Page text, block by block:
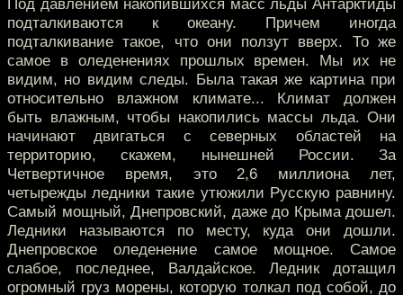
Под давлением накопившихся масс льды Антарктиды
подталкиваются к океану. Причем иногда
подталкивание такое, что они ползут вверх. То же
самое в оледенениях прошлых времен. Мы их не
видим, но видим следы. Была такая же картина при
относительно влажном климате... Климат должен
быть влажным, чтобы накопились массы льда. Они
начинают двигаться с северных областей на
территорию, скажем, нынешней России. За
Четвертичное время, это 2,6 миллиона лет,
четырежды ледники такие утюжили Русскую равнину.
Самый мощный, Днепровский, даже до Крыма дошел.
Ледники называются по месту, куда они дошли.
Днепровское оледенение самое мощное. Самое
слабое, последнее, Валдайское. Ледник дотащил
огромный груз морены, которую толкал под собой, до